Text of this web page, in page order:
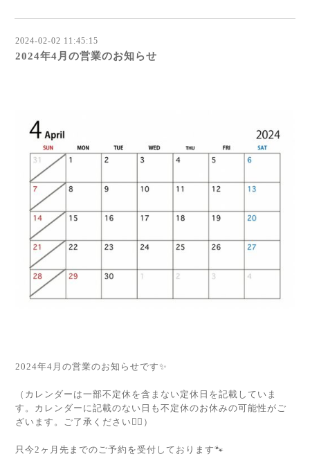
2024-02-02 11:45:15
2024年4月の営業のお知らせ
2024年4月の営業のお知らせです✨
（カレンダーは一部不定休を含まない定休日を記載していま
す。カレンダーに記載のない日も不定休のお休みの可能性がご
ざいます。ご了承ください🙇‍♀️）
只今2ヶ月先までのご予約を受付しております🐾